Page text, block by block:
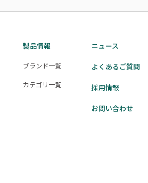
製品情報
ブランド一覧
カテゴリ一覧
ニュース
よくあるご質問
採用情報
お問い合わせ